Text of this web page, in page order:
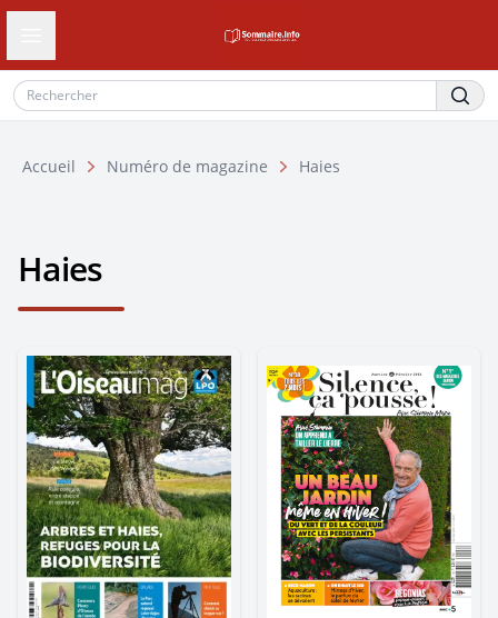
Ouvrir le tiroir de navigation
Accueil Numéro de magazine Haies
Haies